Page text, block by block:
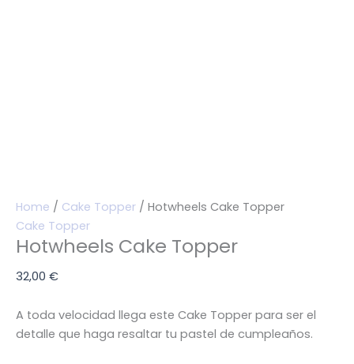
Home / Cake Topper / Hotwheels Cake Topper
Cake Topper
Hotwheels Cake Topper
32,00 €
A toda velocidad llega este Cake Topper para ser el
detalle que haga resaltar tu pastel de cumpleaños.